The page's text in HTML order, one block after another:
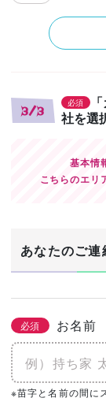
3/3
必須
「
社を選
基本情
こちらのエリ
あなたのご連
必須 お名前
※苗字と名前の間に